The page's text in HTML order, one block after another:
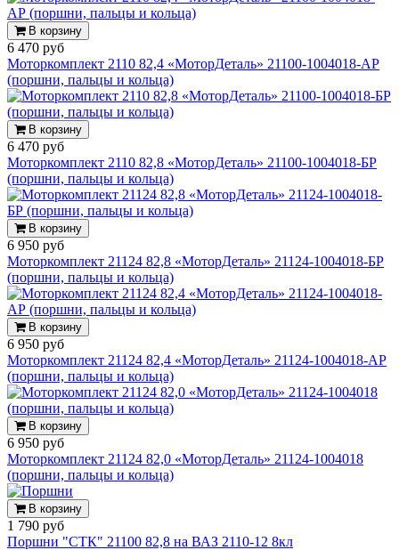
В корзину
6 470 руб
Моторкомплект 2110 82,4 «МоторДеталь» 21100-1004018-АР
(поршни, пальцы и кольца)
В корзину
6 470 руб
Моторкомплект 2110 82,8 «МоторДеталь» 21100-1004018-БР
(поршни, пальцы и кольца)
В корзину
6 950 руб
Моторкомплект 21124 82,8 «МоторДеталь» 21124-1004018-БР
(поршни, пальцы и кольца)
В корзину
6 950 руб
Моторкомплект 21124 82,4 «МоторДеталь» 21124-1004018-АР
(поршни, пальцы и кольца)
В корзину
6 950 руб
Моторкомплект 21124 82,0 «МоторДеталь» 21124-1004018
(поршни, пальцы и кольца)
В корзину
1 790 руб
Поршни "СТК" 21100 82,8 на ВАЗ 2110-12 8кл